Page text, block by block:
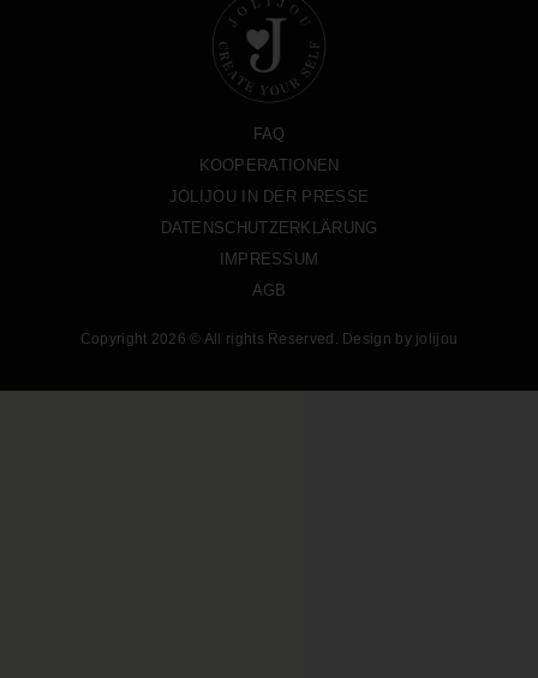
FAQ
KOOPERATIONEN
JOLIJOU IN DER PRESSE
DATENSCHUTZERKLÄRUNG
IMPRESSUM
AGB
Copyright 2026 © All rights Reserved. Design by jolijou